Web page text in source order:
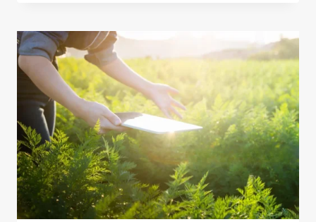
DE
MONITORAMENTO
DE
TEMPERATURA
E
UMIDADE
IOT
PARA
AGRICULTURA
INTELIGENTE
USANDO
UM
SERVIDOR
SERIAL